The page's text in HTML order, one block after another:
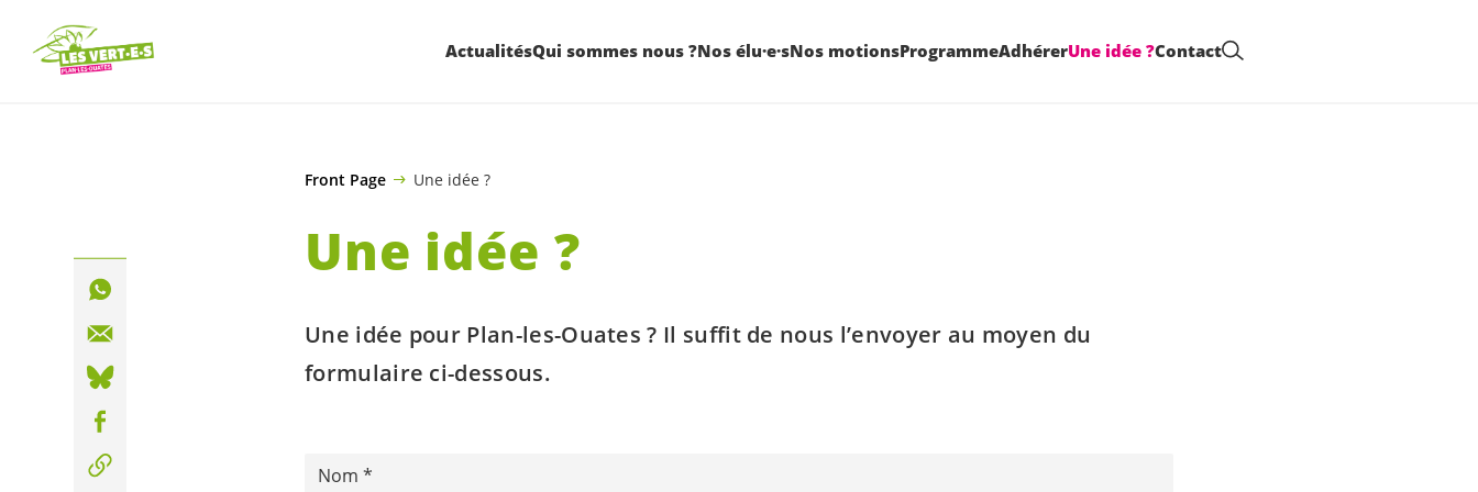
ActualitésQui sommes nous ?Nos élu·e·sNos motionsProgrammeAdhérerUne idée ?Contact
Front Page Une idée ?
Une idée ?
Une idée pour Plan-les-Ouates ? Il suffit de nous l’envoyer au moyen du
formulaire ci-dessous.
Nom